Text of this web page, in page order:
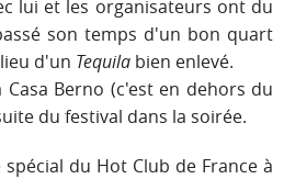
lui et les organisateurs ont du
son temps d'un bon quart
d'un Tequila bien enlevé.
Berno (c'est en dehors du
du festival dans la soirée.
du Hot Club de France à